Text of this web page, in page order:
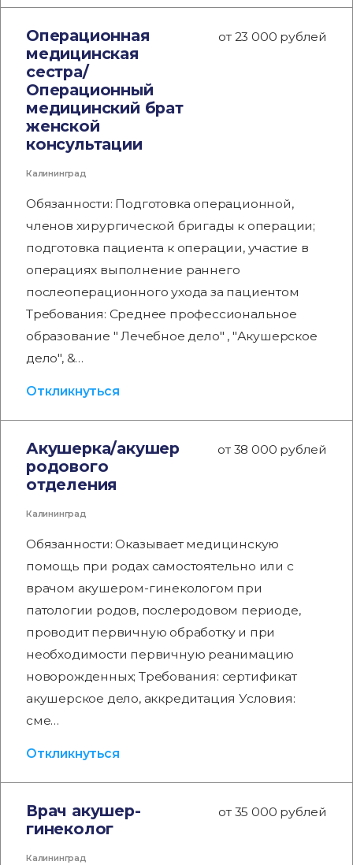
Операционная
медицинская
сестра/
Операционный
медицинский брат
женской
консультации
от 23 000 рублей
Калининград
Обязанности: Подготовка операционной,
членов хирургической бригады к операции;
подготовка пациента к операции, участие в
операциях выполнение раннего
послеоперационного ухода за пациентом
Требования: Среднее профессиональное
образование " Лечебное дело" , "Акушерское
дело", &…
Откликнуться
Акушерка/акушер
родового
отделения
от 38 000 рублей
Калининград
Обязанности: Оказывает медицинскую
помощь при родах самостоятельно или с
врачом акушером-гинекологом при
патологии родов, послеродовом периоде,
проводит первичную обработку и при
необходимости первичную реанимацию
новорожденных; Требования: сертификат
акушерское дело, аккредитация Условия:
сме…
Откликнуться
Врач акушер-
гинеколог
от 35 000 рублей
Калининград